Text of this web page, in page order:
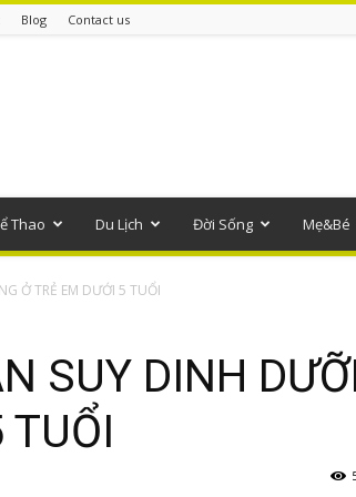
Blog Contact us
Thao Du Lịch Đời Sống Mẹ&Bé
Ở TRẺ EM DƯỚI 5 TUỔI
SUY DINH
TUỔI